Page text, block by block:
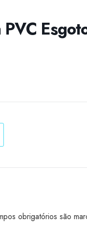
obrigatórios são